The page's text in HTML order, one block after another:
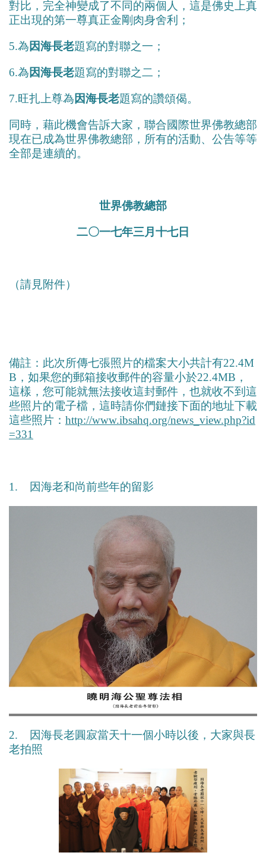
對比，完全神變成了不同的兩個人，這是佛史上真
正出現的第一尊真正金剛肉身舍利；
5.為因海長老題寫的對聯之一；
6.為因海長老題寫的對聯之二；
7.旺扎上尊為因海長老題寫的讚頌偈。
同時，藉此機會告訴大家，聯合國際世界佛教總部
現在已成為世界佛教總部，所有的活動、公告等等
全部是連續的。
世界佛教總部
二〇一七年三月十七日
（請見附件）
備註：此次所傳七張照片的檔案大小共計有22.4M
B，如果您的郵箱接收郵件的容量小於22.4MB，
這樣，您可能就無法接收這封郵件，也就收不到這
些照片的電子檔，這時請你們鏈接下面的地址下載
這些照片： http://www.ibsahq.org/news_view.php?id
=331
1. 因海老和尚前些年的留影
2. 因海長老圓寂當天十一個小時以後，大家與長
老拍照